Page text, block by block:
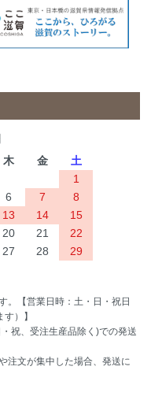
木 金
土
1
6 7
8
13 14
15
20 21
22
27 28
29
。【営業日時：土・日・祝日
）】
祝、受注生産品除く)での発送
注文が集中した場合、発送に